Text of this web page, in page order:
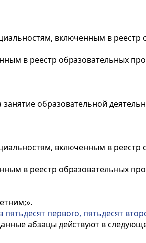
включенным в
в реестр образовательных
образовательной
включенным в
в реестр образовательных
пятьдесят первого, пятьдесят
абзацы действуют в